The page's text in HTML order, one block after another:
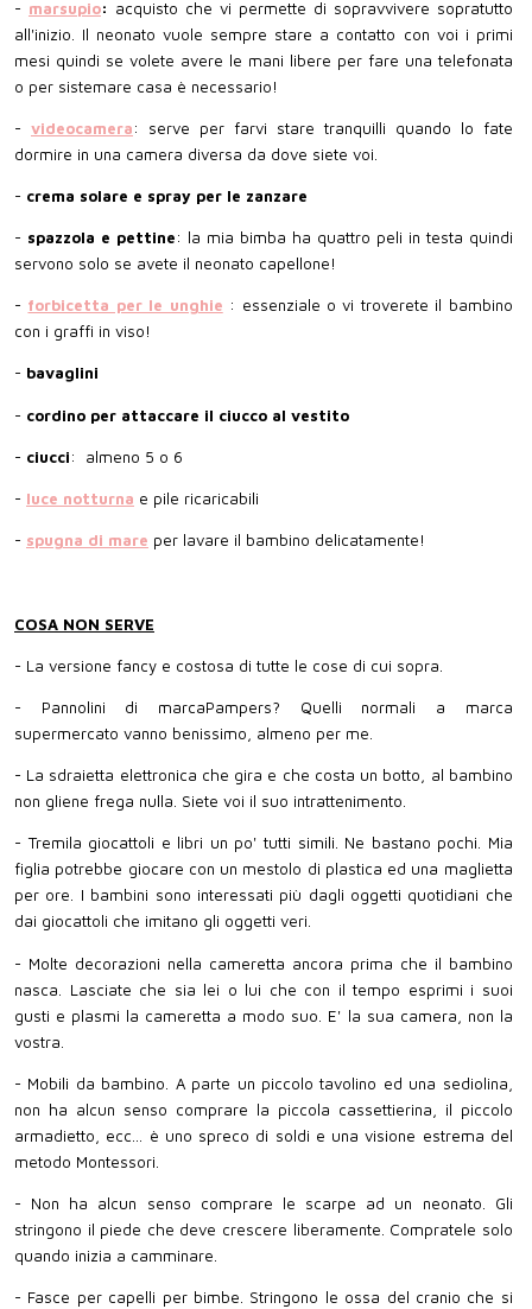
- marsupio: acquisto che vi permette di sopravvivere sopratutto
all'inizio. Il neonato vuole sempre stare a contatto con voi i primi
mesi quindi se volete avere le mani libere per fare una telefonata
o per sistemare casa è necessario!
- videocamera: serve per farvi stare tranquilli quando lo fate
dormire in una camera diversa da dove siete voi.
- crema solare e spray per le zanzare
- spazzola e pettine: la mia bimba ha quattro peli in testa quindi
servono solo se avete il neonato capellone!
- forbicetta per le unghie : essenziale o vi troverete il bambino
con i graffi in viso!
- bavaglini
- cordino per attaccare il ciucco al vestito
- ciucci: almeno 5 o 6
- luce notturna e pile ricaricabili
- spugna di mare per lavare il bambino delicatamente!
COSA NON SERVE
- La versione fancy e costosa di tutte le cose di cui sopra.
- Pannolini di marcaPampers? Quelli normali a marca
supermercato vanno benissimo, almeno per me.
- La sdraietta elettronica che gira e che costa un botto, al bambino
non gliene frega nulla. Siete voi il suo intrattenimento.
- Tremila giocattoli e libri un po' tutti simili. Ne bastano pochi. Mia
figlia potrebbe giocare con un mestolo di plastica ed una maglietta
per ore. I bambini sono interessati più dagli oggetti quotidiani che
dai giocattoli che imitano gli oggetti veri.
- Molte decorazioni nella cameretta ancora prima che il bambino
nasca. Lasciate che sia lei o lui che con il tempo esprimi i suoi
gusti e plasmi la cameretta a modo suo. E' la sua camera, non la
vostra.
- Mobili da bambino. A parte un piccolo tavolino ed una sediolina,
non ha alcun senso comprare la piccola cassettierina, il piccolo
armadietto, ecc... è uno spreco di soldi e una visione estrema del
metodo Montessori.
- Non ha alcun senso comprare le scarpe ad un neonato. Gli
stringono il piede che deve crescere liberamente. Compratele solo
quando inizia a camminare.
- Fasce per capelli per bimbe. Stringono le ossa del cranio che si